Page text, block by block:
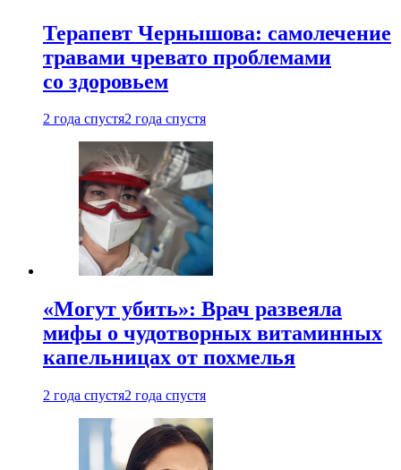
Терапевт Чернышова: самолечение
травами чревато проблемами
со здоровьем
2 года спустя2 года спустя
«Могут убить»: Врач развеяла
мифы о чудотворных витаминных
капельницах от похмелья
2 года спустя2 года спустя